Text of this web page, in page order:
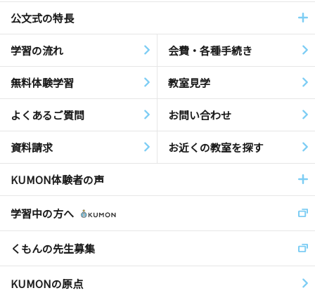
公文式の特長
学習の流れ 会費・各種手続き
無料体験学習 教室見学
よくあるご質問 お問い合わせ
資料請求 お近くの教室を探す
KUMON体験者の声
学習中の方へ
くもんの先生募集
KUMONの原点